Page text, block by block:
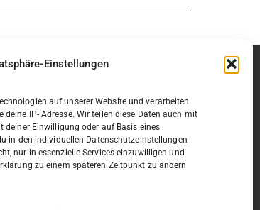
Einstellungen
auf unserer Website und verarbeiten
deine IP- Adresse. Wir teilen diese Daten auch mit
deiner Einwilligung oder auf Basis eines
in den individuellen Datenschutzeinstellungen
nur in essenzielle Services einzuwilligen und
zu einem späteren Zeitpunkt zu ändern